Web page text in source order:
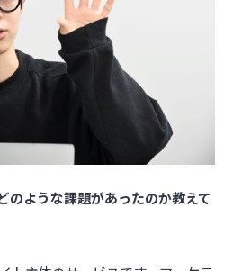
のような課題があったのか教えて